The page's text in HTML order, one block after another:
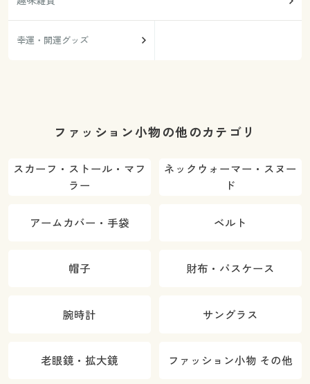
幸運・開運グッズ
ファッション小物の他のカテゴリ
スカーフ・ストール・マフ
ラー
ネックウォーマー・スヌー
ド
アームカバー・手袋 ベルト
帽子 財布・パスケース
腕時計 サングラス
老眼鏡・拡大鏡 ファッション小物 その他